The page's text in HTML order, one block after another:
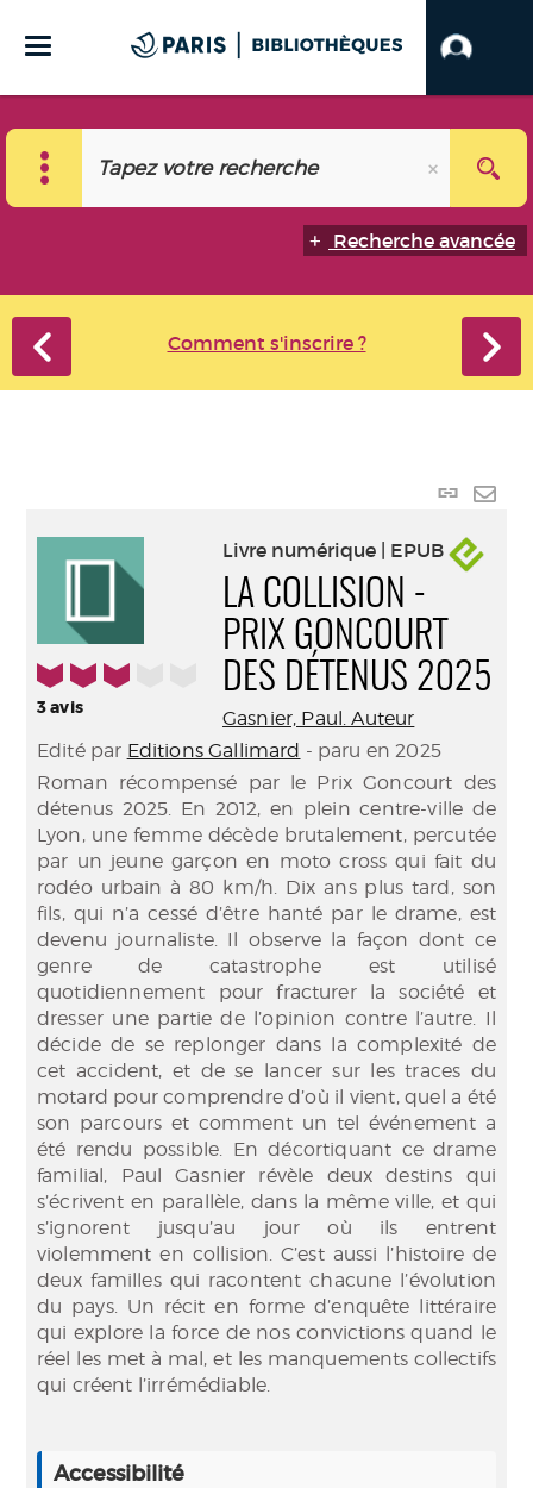
Recherche avancée
Comment s'inscrire ?
Lien
3/5
3avis
Livre numérique | EPUB
LA COLLISION -
PRIX GONCOURT
DES DÉTENUS 2025
Gasnier, Paul. Auteur
Edité par Editions Gallimard - paru en 2025
Roman récompensé par le Prix Goncourt des
détenus 2025. En 2012, en plein centre-ville de
Lyon, une femme décède brutalement, percutée
par un jeune garçon en moto cross qui fait du
rodéo urbain à 80 km/h. Dix ans plus tard, son
fils, qui n’a cessé d’être hanté par le drame, est
devenu journaliste. Il observe la façon dont ce
genre de catastrophe est utilisé
quotidiennement pour fracturer la société et
dresser une partie de l’opinion contre l’autre. Il
décide de se replonger dans la complexité de
cet accident, et de se lancer sur les traces du
motard pour comprendre d’où il vient, quel a été
son parcours et comment un tel événement a
été rendu possible. En décortiquant ce drame
familial, Paul Gasnier révèle deux destins qui
s’écrivent en parallèle, dans la même ville, et qui
s’ignorent jusqu’au jour où ils entrent
violemment en collision. C’est aussi l’histoire de
deux familles qui racontent chacune l’évolution
du pays. Un récit en forme d’enquête littéraire
qui explore la force de nos convictions quand le
réel les met à mal, et les manquements collectifs
qui créent l’irrémédiable.
Accessibilité